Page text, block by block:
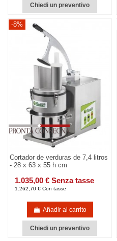
Chiedi un preventivo
-8%
Cortador de verduras de 7,4 litros
- 28 x 63 x 55 h cm
1.035,00 € Senza tasse
1.262,70 € Con tasse
Añadir al carrito
Chiedi un preventivo